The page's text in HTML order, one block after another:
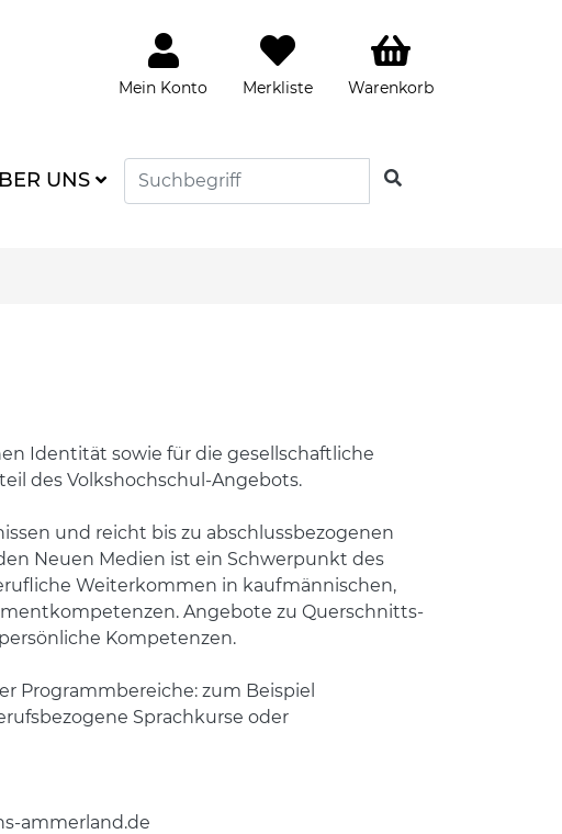
Mein Konto Merkliste Warenkorb
UNS SUCHEN
Identität sowie für die gesellschaftliche
des Volkshochschul-Angebots.
und reicht bis zu abschlussbezogenen
Neuen Medien ist ein Schwerpunkt des
Weiterkommen in kaufmännischen,
Angebote zu Querschnitts-
Kompetenzen.
Programmbereiche: zum Beispiel
Sprachkurse oder
ammerland.de